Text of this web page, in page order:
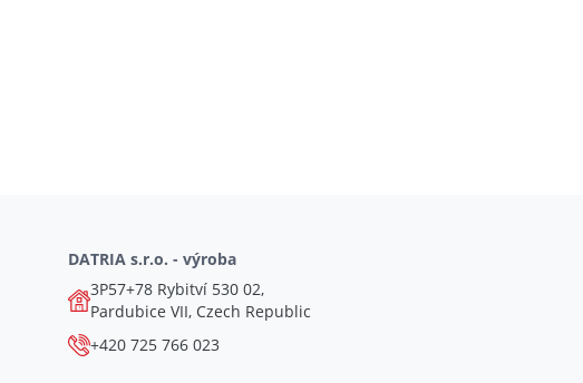
DATRIA s.r.o. - výroba
3P57+78 Rybitví 530 02,
Pardubice VII, Czech Republic
+420 725 766 023